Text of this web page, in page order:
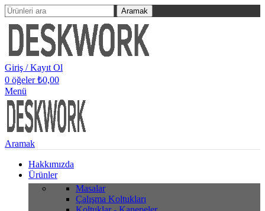
Aramak
Giriş / Kayıt Ol
0 öğeler ₺0,00
Menü
Aramak
Hakkımızda
Ürünler
Masalar
Çalışma Koltukları